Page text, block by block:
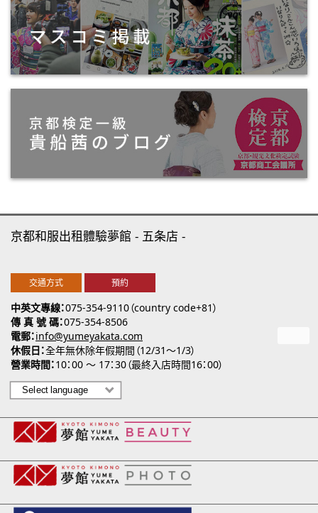
中英文專線 075-354-9110（country code+81）
傳 真 號 碼 075-354-8506
電郵 info@yumeyakata.com
休假日 全年無休除年假期間（12/31～1/3）
營業時間 10：00 ～ 17：30（最終入店時間16：00）
京都和服出租體驗夢館 五条店
交通方式 預約